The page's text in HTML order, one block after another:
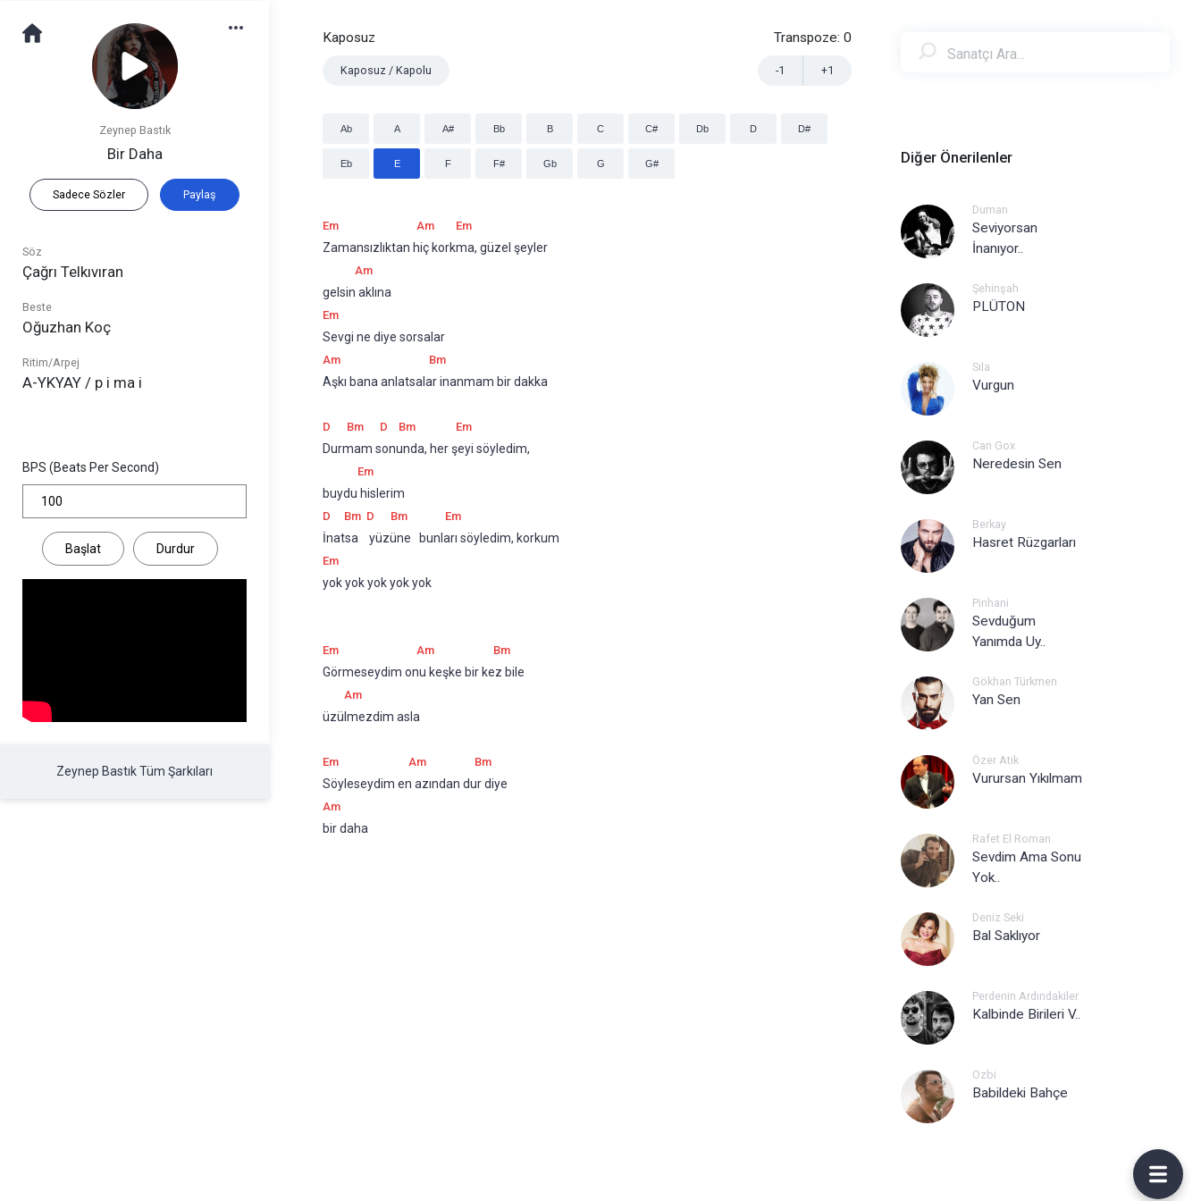
Zeynep Bastık
Bir Daha
Sadece Sözler Paylaş
Söz
Çağrı Telkıvıran
Beste
Oğuzhan Koç
Ritim/Arpej
A-YKYAY / p i ma i
BPS (Beats Per Second)
Başlat Durdur
Zeynep Bastık Tüm Şarkıları
Kaposuz
Kaposuz / Kapolu
Transpoze: 0
+1
-1
Ab A A# Bb B C C# Db D D#
Eb E F F# Gb G G#
Em Am Em
Zamansızlıktan hiç korkma, güzel şeyler
Am
gelsin aklına
Em
Sevgi ne diye sorsalar
Am Bm
Aşkı bana anlatsalar inanmam bir dakka
D Bm D Bm Em
Durmam sonunda, her şeyi söyledim,
Em
buydu hislerim
D Bm D Bm Em
İnatsa    yüzüne   bunları söyledim, korkum
Em
yok yok yok yok yok
Em Am Bm
Görmeseydim onu keşke bir kez bile
Am
üzülmezdim asla
Em Am Bm
Söyleseydim en azından dur diye
Am
bir daha
Diğer Önerilenler
Duman
Seviyorsan
İnanıyor..
Şehinşah
PLÜTON
Sıla
Vurgun
Can Gox
Neredesin Sen
Berkay
Hasret Rüzgarları
Pinhani
Sevduğum
Yanımda Uy..
Gökhan Türkmen
Yan Sen
Özer Atik
Vurursan Yıkılmam
Rafet El Roman
Sevdim Ama Sonu
Yok..
Deniz Seki
Bal Saklıyor
Perdenin Ardındakiler
Kalbinde Birileri V..
Ozbi
Babildeki Bahçe